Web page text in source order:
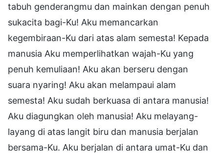
tabuh genderangmu dan mainkan dengan penuh
sukacita bagi-Ku! Aku memancarkan
kegembiraan-Ku dari atas alam semesta! Kepada
manusia Aku memperlihatkan wajah-Ku yang
penuh kemuliaan! Aku akan berseru dengan
suara nyaring! Aku akan melampaui alam
semesta! Aku sudah berkuasa di antara manusia!
Aku diagungkan oleh manusia! Aku melayang-
layang di atas langit biru dan manusia berjalan
bersama-Ku. Aku berjalan di antara umat-Ku dan